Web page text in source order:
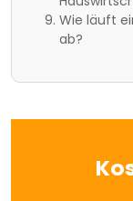
Wie läuft
ab?